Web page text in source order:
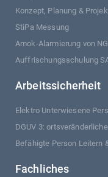
Konzept, Planung &
StiPa Messung
Amok-Alarmierung von
Auffrischungsschulung
Arbeitssicherheit
Elektro Unterwiesene
DGUV 3:
Befähigte Person Leitern
Fachliches